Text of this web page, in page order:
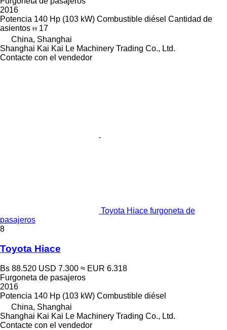
2016
Potencia 140 Hp (103 kW) Combustible diésel Cantidad de
asientos
17
China, Shanghai
Shanghai Kai Kai Le Machinery Trading Co., Ltd.
Contacte con el vendedor
Toyota Hiace furgoneta de
pasajeros
8
Toyota Hiace
Bs 88.520 USD 7.300 ≈ EUR 6.318
Furgoneta de pasajeros
2016
Potencia 140 Hp (103 kW) Combustible diésel
China, Shanghai
Shanghai Kai Kai Le Machinery Trading Co., Ltd.
Contacte con el vendedor